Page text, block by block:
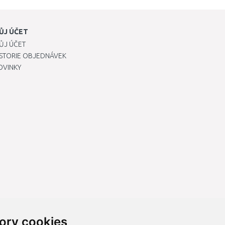
cookies
ÚČET
ÚČET
OBJEDNÁVEK